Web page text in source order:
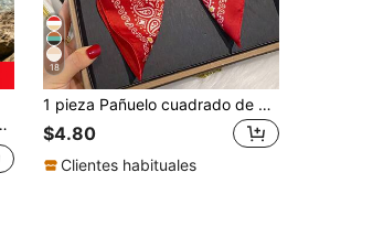
18
1 pieza Pañuelo cuadrado de estilo bohemio con patrón de paisley y floral para mujeres, bandana para atuendos casuales y de calle, como diadema
$4.80
Clientes habituales